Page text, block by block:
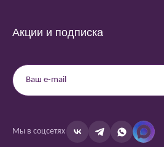
Акции и подписка
Мы в соцсетях